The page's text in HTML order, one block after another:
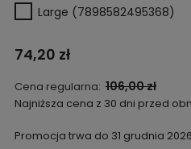
Large (7898582495368)
74,20 zł
Cena regularna: 106,00 zł
Najniższa cena z 30 dni przed
Promocja trwa do 31 grudnia 2026